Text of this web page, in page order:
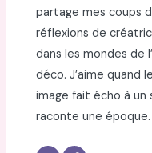
partage mes coups
réflexions de
dans les mondes de
déco. J’aime quand
image fait écho à un
raconte une